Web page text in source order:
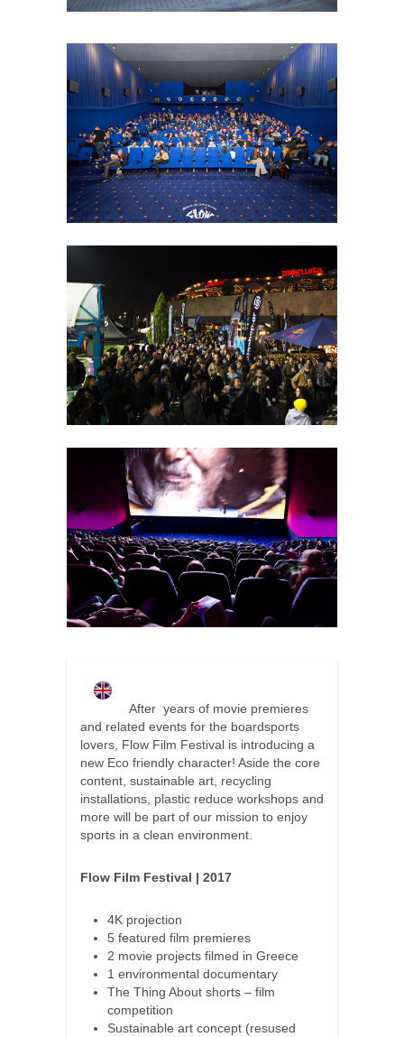
After years of movie premieres
and related events for the boardsports
lovers, Flow Film Festival is introducing a
new Eco friendly character! Aside the core
content, sustainable art, recycling
installations, plastic reduce workshops and
more will be part of our mission to enjoy
sports in a clean environment.
Flow Film Festival | 2017
4K projection
5 featured film premieres
2 movie projects filmed in Greece
1 environmental documentary
The Thing About shorts – film
competition
Sustainable art concept (resused